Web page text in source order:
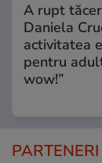
A rupt
Daniela
activitatea
pentru
wow!”
PARTENERI